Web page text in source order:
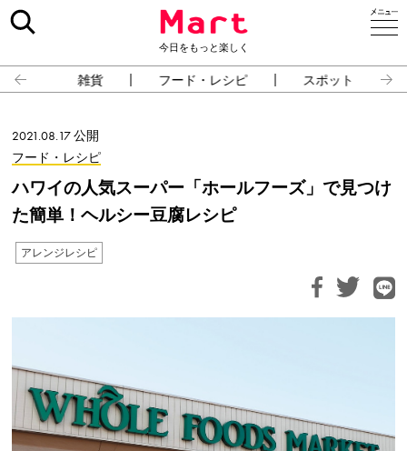
今日をもっと楽しく
雑貨 フード・レシピ スポット
2021.08.17 公開
フード・レシピ
ハワイの人気スーパー「ホールフーズ」で見つけ
た簡単！ヘルシー豆腐レシピ
アレンジレシピ